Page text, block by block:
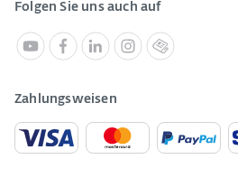
Folgen Sie uns auch auf
Zahlungsweisen